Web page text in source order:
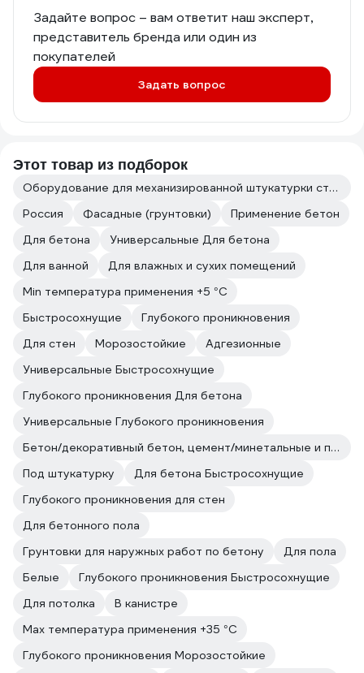
Задайте вопрос – вам ответит наш эксперт,
представитель бренда или один из
покупателей
Задать вопрос
Этот товар из подборок
Оборудование для механизированной штукатурки стен
Россия
Фасадные (грунтовки)
Применение бетон
Для бетона
Универсальные Для бетона
Для ванной
Для влажных и сухих помещений
Min температура применения +5 °С
Быстросохнущие
Глубокого проникновения
Для стен
Морозостойкие
Адгезионные
Универсальные Быстросохнущие
Глубокого проникновения Для бетона
Универсальные Глубокого проникновения
Бетон/декоративный бетон, цемент/минетальные и полимерные декоративные штукатурки/прочие впитывающие поверхности
Под штукатурку
Для бетона Быстросохнущие
Глубокого проникновения для стен
Для бетонного пола
Грунтовки для наружных работ по бетону
Для пола
Белые
Глубокого проникновения Быстросохнущие
Для потолка
В канистре
Max температура применения +35 °С
Глубокого проникновения Морозостойкие